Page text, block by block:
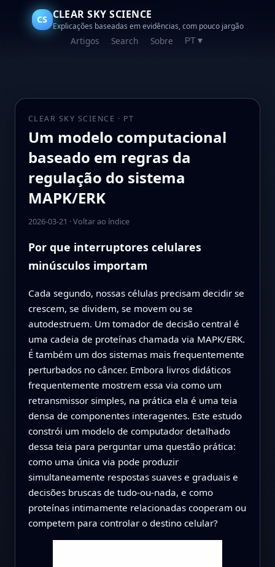
CS CLEAR SKY SCIENCE
Explicações baseadas em evidências, com pouco jargão
Artigos Search Sobre PT ▼
CLEAR SKY SCIENCE · PT
Um modelo computacional
baseado em regras da
regulação do sistema
MAPK/ERK
2026-03-21 ·Voltar ao índice
Por que interruptores celulares
minúsculos importam
Cada segundo, nossas células precisam decidir se
crescem, se dividem, se movem ou se
autodestruem. Um tomador de decisão central é
uma cadeia de proteínas chamada via MAPK/ERK.
É também um dos sistemas mais frequentemente
perturbados no câncer. Embora livros didáticos
frequentemente mostrem essa via como um
retransmissor simples, na prática ela é uma teia
densa de componentes interagentes. Este estudo
constrói um modelo de computador detalhado
dessa teia para perguntar uma questão prática:
como uma única via pode produzir
simultaneamente respostas suaves e graduais e
decisões bruscas de tudo-ou-nada, e como
proteínas intimamente relacionadas cooperam ou
competem para controlar o destino celular?